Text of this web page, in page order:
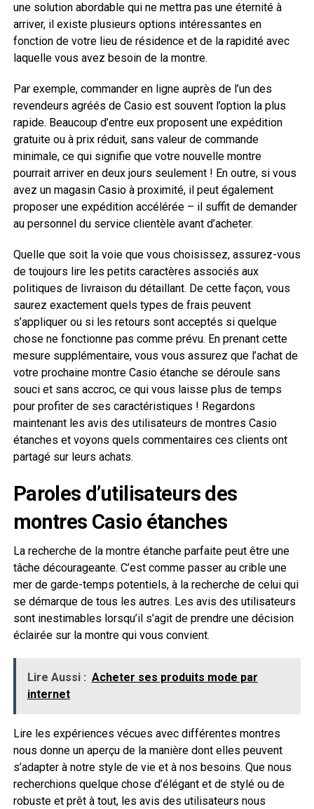
une solution abordable qui ne mettra pas une éternité à
arriver, il existe plusieurs options intéressantes en
fonction de votre lieu de résidence et de la rapidité avec
laquelle vous avez besoin de la montre.
Par exemple, commander en ligne auprès de l’un des
revendeurs agréés de Casio est souvent l’option la plus
rapide. Beaucoup d’entre eux proposent une expédition
gratuite ou à prix réduit, sans valeur de commande
minimale, ce qui signifie que votre nouvelle montre
pourrait arriver en deux jours seulement ! En outre, si vous
avez un magasin Casio à proximité, il peut également
proposer une expédition accélérée – il suffit de demander
au personnel du service clientèle avant d’acheter.
Quelle que soit la voie que vous choisissez, assurez-vous
de toujours lire les petits caractères associés aux
politiques de livraison du détaillant. De cette façon, vous
saurez exactement quels types de frais peuvent
s’appliquer ou si les retours sont acceptés si quelque
chose ne fonctionne pas comme prévu. En prenant cette
mesure supplémentaire, vous vous assurez que l’achat de
votre prochaine montre Casio étanche se déroule sans
souci et sans accroc, ce qui vous laisse plus de temps
pour profiter de ses caractéristiques ! Regardons
maintenant les avis des utilisateurs de montres Casio
étanches et voyons quels commentaires ces clients ont
partagé sur leurs achats.
Paroles d’utilisateurs des
montres Casio étanches
La recherche de la montre étanche parfaite peut être une
tâche décourageante. C’est comme passer au crible une
mer de garde-temps potentiels, à la recherche de celui qui
se démarque de tous les autres. Les avis des utilisateurs
sont inestimables lorsqu’il s’agit de prendre une décision
éclairée sur la montre qui vous convient.
Lire Aussi : Acheter ses produits mode par
internet
Lire les expériences vécues avec différentes montres
nous donne un aperçu de la manière dont elles peuvent
s’adapter à notre style de vie et à nos besoins. Que nous
recherchions quelque chose d’élégant et de stylé ou de
robuste et prêt à tout, les avis des utilisateurs nous